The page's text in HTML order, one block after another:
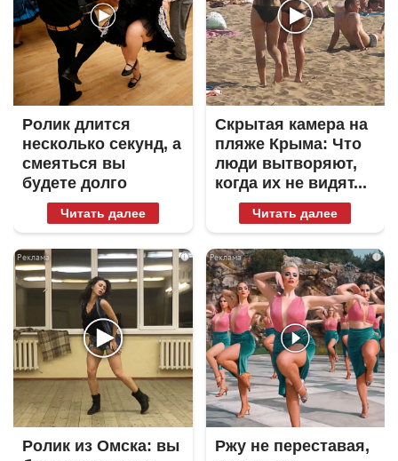
Ролик длится
несколько секунд, а
смеяться вы
будете долго
Читать далее
Скрытая камера на
пляже Крыма: Что
люди вытворяют,
когда их не видят...
Читать далее
i
Ролик из Омска: вы
i
Ржу не переставая,